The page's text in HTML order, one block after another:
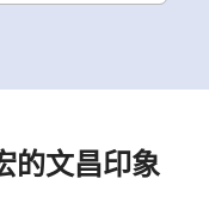
的文昌印象